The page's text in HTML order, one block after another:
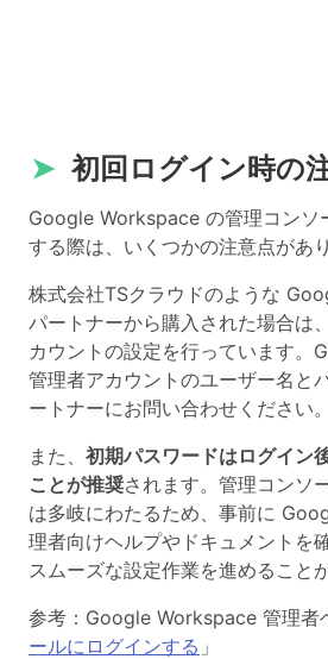
➤ 初回ログイン時の
Google Workspace の管理コンソ
する際は、いくつかの注意点があり
株式会社TSクラウドのような
パートナーから購入された場合は
カウントの設定を行っています
管理者アカウントのユーザー名と
ートナーにお問い合わせください。
また、 初期パスワードはログイン
ことが推奨されます。管理コンソ
は多岐にわたるため、事前に
理者向けヘルプやドキュメントを
スムーズな設定作業を進めること
参考：Google Workspace 管理者
ールにログインする 」